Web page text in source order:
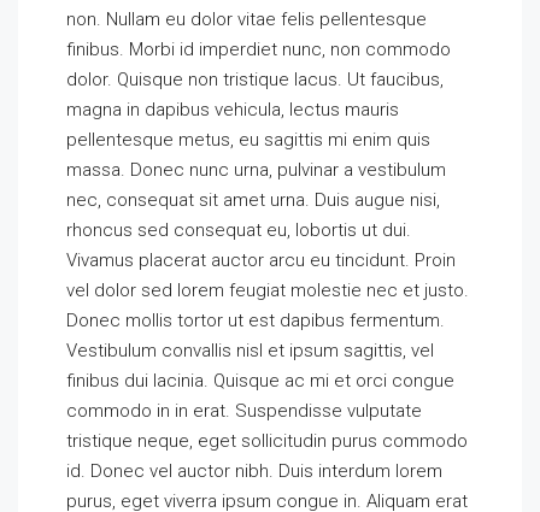
non. Nullam eu dolor vitae felis pellentesque
finibus. Morbi id imperdiet nunc, non commodo
dolor. Quisque non tristique lacus. Ut faucibus,
magna in dapibus vehicula, lectus mauris
pellentesque metus, eu sagittis mi enim quis
massa. Donec nunc urna, pulvinar a vestibulum
nec, consequat sit amet urna. Duis augue nisi,
rhoncus sed consequat eu, lobortis ut dui.
Vivamus placerat auctor arcu eu tincidunt. Proin
vel dolor sed lorem feugiat molestie nec et justo.
Donec mollis tortor ut est dapibus fermentum.
Vestibulum convallis nisl et ipsum sagittis, vel
finibus dui lacinia. Quisque ac mi et orci congue
commodo in in erat. Suspendisse vulputate
tristique neque, eget sollicitudin purus commodo
id. Donec vel auctor nibh. Duis interdum lorem
purus, eget viverra ipsum congue in. Aliquam erat